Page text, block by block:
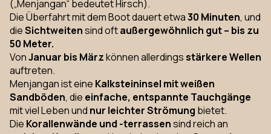
(„Menjangan“ bedeutet Hirsch).
Die Überfahrt mit dem Boot dauert etwa30 Minuten, und
dieSichtweitensind oftaußergewöhnlich gut – bis zu
50 Meter.
VonJanuar bis Märzkönnen allerdingsstärkere Wellen
auftreten.
Menjangan ist eine Kalksteininsel mit weißen
Sandböden, die einfache, entspannte Tauchgänge
mit viel Leben und nur leichter Strömung bietet.
Die Korallenwände und -terrassensind reich an